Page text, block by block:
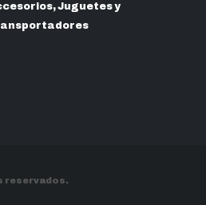
Juguetes y
reservados.